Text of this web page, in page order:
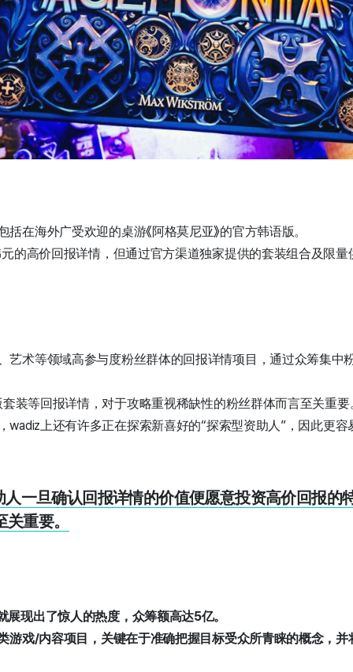
在海外广受欢迎的桌游《阿格莫尼亚》的官方韩语版。
的高价回报详情，但通过官方渠道独家提供的套装组合及限
艺术等领域高参与度粉丝群体的回报详情项目，通过众筹集中
装等回报详情，对于攻略重视稀缺性的粉丝群体而言至关重要
wadiz上还有许多正在探索新喜好的“探索型资助人”，因此更
一旦确认回报详情的价值便愿意投资高价回报的
重要。
展现出了惊人的热度，众筹额高达5亿。
类游戏/内容项目，关键在于准确把握目标受众所青睐的概念，